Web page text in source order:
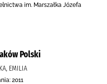
im. Marszałka Józefa
Polski
EMILIA
2011